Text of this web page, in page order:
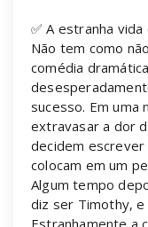
✅ A estranha
Não tem como
comédia
sucesso. Em uma
extravasar a dor
decidem
colocam em um
Algum tempo
diz ser Timothy,